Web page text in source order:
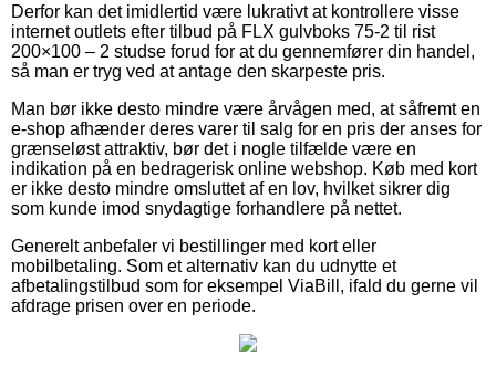
Derfor kan det imidlertid være lukrativt at kontrollere visse
internet outlets efter tilbud på FLX gulvboks 75-2 til rist
200×100 – 2 studse forud for at du gennemfører din handel,
så man er tryg ved at antage den skarpeste pris.
Man bør ikke desto mindre være årvågen med, at såfremt en
e-shop afhænder deres varer til salg for en pris der anses for
grænseløst attraktiv, bør det i nogle tilfælde være en
indikation på en bedragerisk online webshop. Køb med kort
er ikke desto mindre omsluttet af en lov, hvilket sikrer dig
som kunde imod snydagtige forhandlere på nettet.
Generelt anbefaler vi bestillinger med kort eller
mobilbetaling. Som et alternativ kan du udnytte et
afbetalingstilbud som for eksempel ViaBill, ifald du gerne vil
afdrage prisen over en periode.